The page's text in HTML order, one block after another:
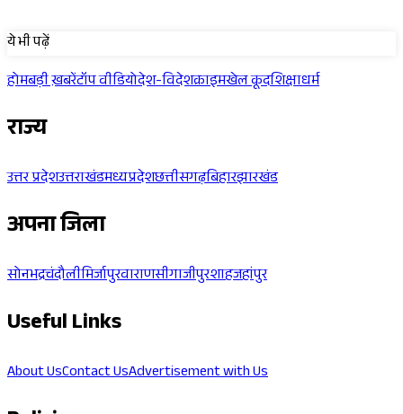
ये भी पढ़ें
होमबड़ी ख़बरेंटॉप वीडियोदेश-विदेशक्राइमखेल कूदशिक्षाधर्म
राज्य
उत्तर प्रदेशउत्तराखंडमध्यप्रदेशछत्तीसगढ़बिहारझारखंड
अपना जिला
सोनभद्रचंदौलीमिर्जापुरवाराणसीगाजीपुरशाहजहांपुर
Useful Links
About UsContact UsAdvertisement with Us